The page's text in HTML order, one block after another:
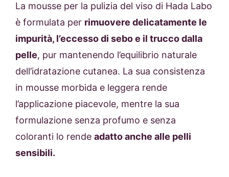
La mousse per la pulizia del viso di Hada Labo
è formulata per rimuovere delicatamente le
impurità, l’eccesso di sebo e il trucco dalla
pelle, pur mantenendo l’equilibrio naturale
dell’idratazione cutanea. La sua consistenza
in mousse morbida e leggera rende
l’applicazione piacevole, mentre la sua
formulazione senza profumo e senza
coloranti lo rende adatto anche alle pelli
sensibili.